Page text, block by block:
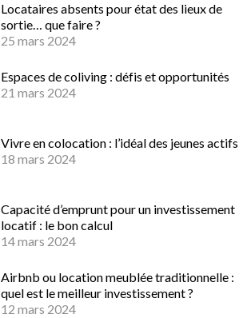
Locataires absents pour état des lieux de
sortie… que faire ?
25 mars 2024
Espaces de coliving : défis et opportunités
21 mars 2024
Vivre en colocation : l’idéal des jeunes actifs
18 mars 2024
Capacité d’emprunt pour un investissement
locatif : le bon calcul
14 mars 2024
Airbnb ou location meublée traditionnelle :
quel est le meilleur investissement ?
12 mars 2024